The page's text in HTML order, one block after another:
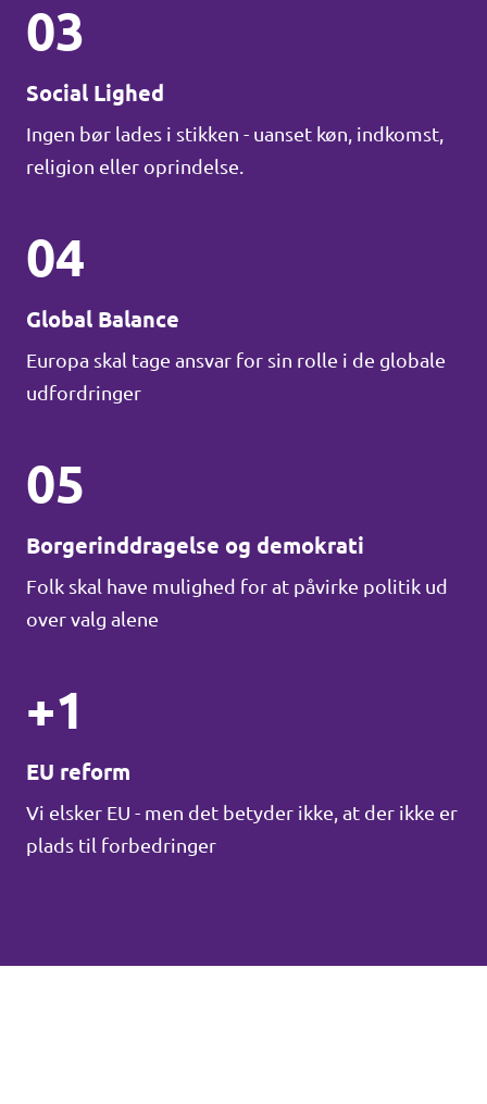
03
Social Lighed
Ingen bør lades i stikken - uanset køn, indkomst,
religion eller oprindelse.
04
Global Balance
Europa skal tage ansvar for sin rolle i de globale
udfordringer
05
Borgerinddragelse og demokrati
Folk skal have mulighed for at påvirke politik ud
over valg alene
+1
EU reform
Vi elsker EU - men det betyder ikke, at der ikke er
plads til forbedringer